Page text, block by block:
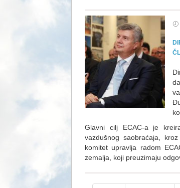
Glavni cilj ECAC-a je
vazdušnog saobraćaja,
komitet upravlja radom
zemalja, koji preuzimaju